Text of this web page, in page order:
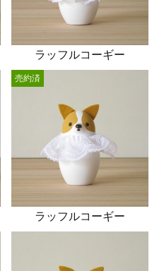
ラッフルコーギー
ラッフルコーギー
売約済